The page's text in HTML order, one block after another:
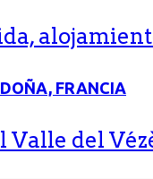
del